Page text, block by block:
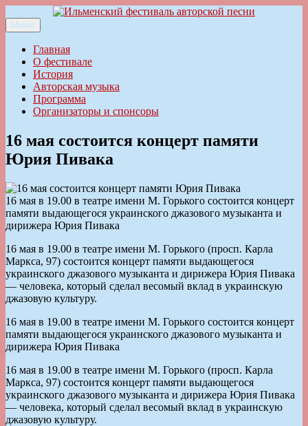
к
содержимому
Ильменский фестиваль авторской песни
Меню
Главная
О фестивале
История
Авторская музыка
Программа
Организаторы и спонсоры
16 мая состоится концерт памяти
Юрия Пивака
16 мая в 19.00 в театре имени М. Горького состоится концерт
памяти выдающегося украинского джазового музыканта и
дирижера Юрия Пивака
16 мая в 19.00 в театре имени М. Горького (просп. Карла
Маркса, 97) состоится концерт памяти выдающегося
украинского джазового музыканта и дирижера Юрия Пивака
— человека, который сделал весомый вклад в украинскую
джазовую культуру.
16 мая в 19.00 в театре имени М. Горького состоится концерт
памяти выдающегося украинского джазового музыканта и
дирижера Юрия Пивака
16 мая в 19.00 в театре имени М. Горького (просп. Карла
Маркса, 97) состоится концерт памяти выдающегося
украинского джазового музыканта и дирижера Юрия Пивака
— человека, который сделал весомый вклад в украинскую
джазовую культуру.